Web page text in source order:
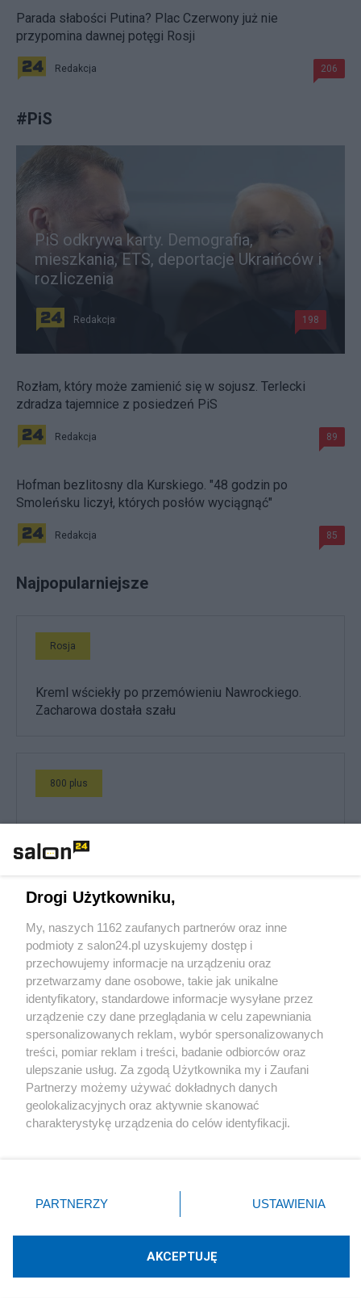
Parada słabości Putina? Plac Czerwony już nie
przypomina dawnej potęgi Rosji
Redakcja 206
#PiS
PiS odkrywa karty. Demografia,
mieszkania, ETS, deportacje Ukraińców i
rozliczenia
Redakcja 198
Rozłam, który może zamienić się w sojusz. Terlecki
zdradza tajemnice z posiedzeń PiS
Redakcja 89
Hofman bezlitosny dla Kurskiego. "48 godzin po
Smoleńsku liczył, których posłów wyciągnąć"
Redakcja 85
Najpopularniejsze
Rosja
Kreml wściekły po przemówieniu Nawrockiego.
Zacharowa dostała szału
800 plus
złotych. Środki dla rodzin byłyby ogromne
PiS odkrywa karty. Demografia, mieszkania, ETS,
deportacje Ukraińców i rozliczenia
Tematy Redakcja
GŁOS REGIONÓW ZDROWIE
ŚLEDZTWA BEZPIECZEŃSTWO NARODOWE
Drogi Użytkowniku,
My, naszych 1162 zaufanych partnerów oraz inne
podmioty z salon24.pl uzyskujemy dostęp i
przechowujemy informacje na urządzeniu oraz
przetwarzamy dane osobowe, takie jak unikalne
identyfikatory, standardowe informacje wysyłane przez
urządzenie czy dane przeglądania w celu zapewniania
spersonalizowanych reklam, wybór spersonalizowanych
treści, pomiar reklam i treści, badanie odbiorców oraz
ulepszanie usług. Za zgodą Użytkownika my i Zaufani
Partnerzy możemy używać dokładnych danych
geolokalizacyjnych oraz aktywnie skanować
charakterystykę urządzenia do celów identyfikacji.
zmienić/wycofać klikając przycisk ustawień prywatności
znajdujący się w lewym dolnym rogu strony
rodzaje przetwarzania danych nie wymagają zgody
użytkownika, ale masz prawo sprzeciwić się takiemu
PARTNERZY USTAWIENIA
AKCEPTUJĘ